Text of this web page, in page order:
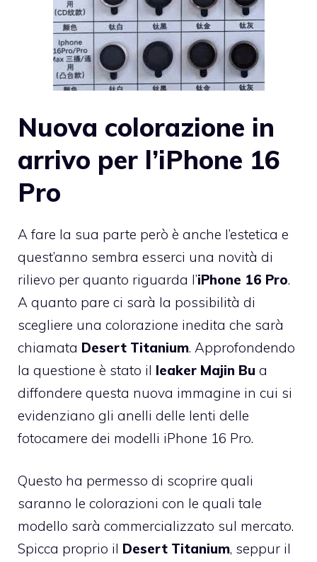
Nuova colorazione in
arrivo per l’iPhone 16
Pro
A fare la sua parte però è anche l’estetica e
quest’anno sembra esserci una novità di
rilievo per quanto riguarda l’iPhone 16 Pro.
A quanto pare ci sarà la possibilità di
scegliere una colorazione inedita che sarà
chiamata Desert Titanium. Approfondendo
la questione è stato il leaker Majin Bu a
diffondere questa nuova immagine in cui si
evidenziano gli anelli delle lenti delle
fotocamere dei modelli iPhone 16 Pro.
Questo ha permesso di scoprire quali
saranno le colorazioni con le quali tale
modello sarà commercializzato sul mercato.
Spicca proprio il Desert Titanium, seppur il